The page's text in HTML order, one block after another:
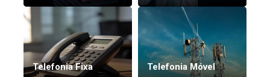
Telefonia Fixa Telefonia Móvel